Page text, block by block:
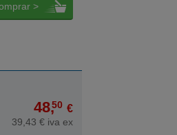
>
48,50 €
39,43 € iva ex